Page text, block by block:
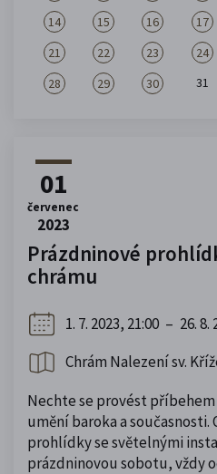
14
15 16 17
21
22 23 24
28
29 30 31
01
červenec
2023
Prázdninové
chrámu
1. 7. 2023, 21:00 – 26. 8.
Chrám Nalezení sv.
Nechte se provést příbehem
umění baroka a
prohlídky se světelnými
prázdninovou sobotu, vždy